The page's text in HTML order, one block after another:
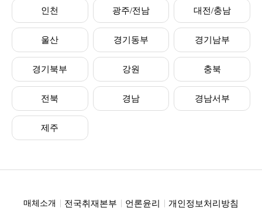
인천 광주/전남 대전/충남
울산 경기동부 경기남부
경기북부 강원 충북
전북 경남 경남서부
제주
매체소개 전국취재본부 언론윤리 개인정보처리방침